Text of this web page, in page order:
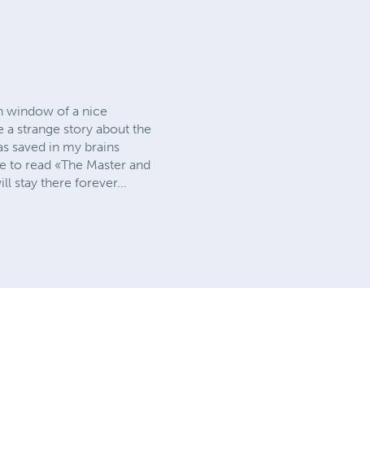
window of a nice
a strange story about the
saved in my brains
to read «The Master and
stay there forever...